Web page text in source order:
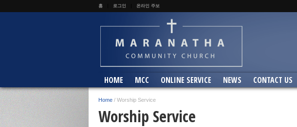
홈 로그인 온라인 주보
HOME MCC ONLINE SERVICE NEWS CONTACT US
Home / Worship Service
Worship Service